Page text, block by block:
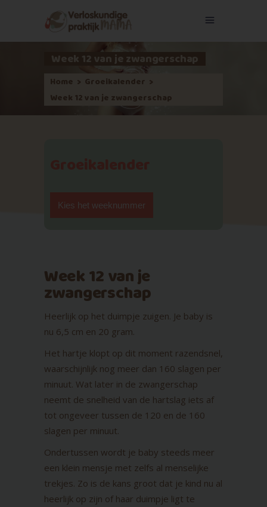
Week 12 van je zwangerschap
Home > Groeikalender >
Week 12 van je zwangerschap
Kies het weeknummer
Week 12 van je
zwangerschap
Heerlijk op het duimpje zuigen. Je baby is
nu 6,5 cm en 20 gram.
Het hartje klopt op dit moment razendsnel,
waarschijnlijk nog meer dan 160 slagen per
minuut. Wat later in de zwangerschap
neemt de snelheid van de hartslag iets af
tot ongeveer tussen de 120 en de 160
slagen per minuut.
Ondertussen wordt je baby steeds meer
een klein mensje met zelfs al menselijke
trekjes. Zo is de kans groot dat je kind nu al
heerlijk op zijn of haar duimpje ligt te